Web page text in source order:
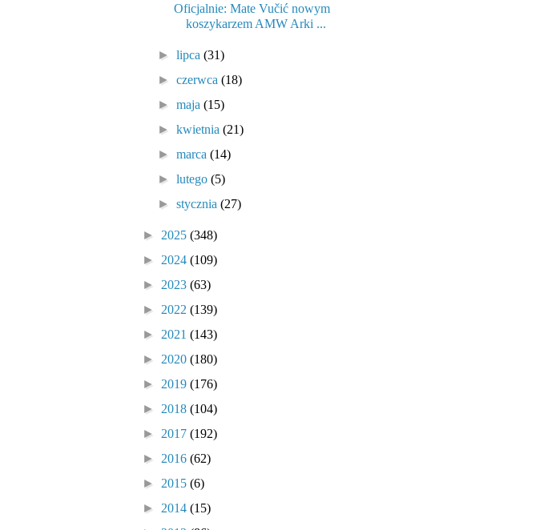
Oficjalnie: Mate Vučić nowym
koszykarzem AMW Arki ...
►lipca(31)
►czerwca(18)
►maja(15)
►kwietnia(21)
►marca(14)
►lutego(5)
►stycznia(27)
► 2025 (348)
► 2024 (109)
► 2023 (63)
► 2022 (139)
► 2021 (143)
► 2020 (180)
► 2019 (176)
► 2018 (104)
► 2017 (192)
► 2016 (62)
► 2015 (6)
► 2014 (15)